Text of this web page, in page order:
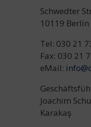
Schwedter
10119 Berlin
Tel: 030 21
Fax: 030 21
eMail:
Joachim
Karakaş